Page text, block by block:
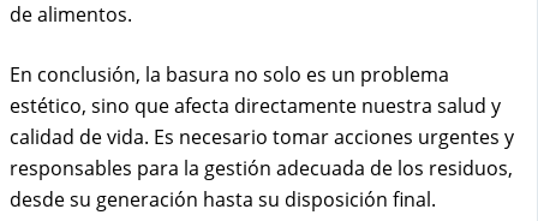
de alimentos.
En conclusión, la basura no solo es un problema
estético, sino que afecta directamente nuestra salud y
calidad de vida. Es necesario tomar acciones urgentes y
responsables para la gestión adecuada de los residuos,
desde su generación hasta su disposición final.